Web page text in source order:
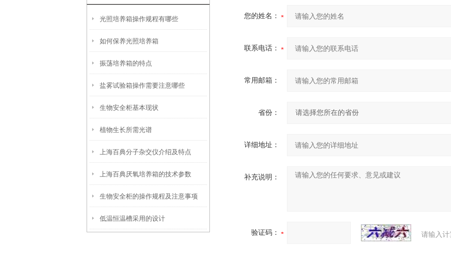
光照培养箱操作规程有哪些
如何保养光照培养箱
振荡培养箱的特点
盐雾试验箱操作需要注意哪些
生物安全柜基本现状
植物生长所需光谱
上海百典分子杂交仪介绍及特点
上海百典厌氧培养箱的技术参数
生物安全柜的操作规程及注意事项
低温恒温槽采用的设计
您的姓名：
联系电话：
常用邮箱：
省份：
详细地址：
补充说明：
验证码： 请输入